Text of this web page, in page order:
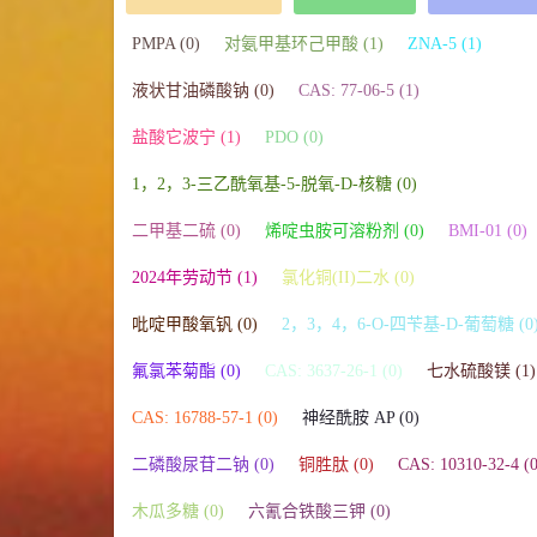
PMPA (0) 对氨甲基环己甲酸 (1) ZNA-5 (1)
液状甘油磷酸钠 (0) CAS: 77-06-5 (1)
盐酸它波宁 (1) PDO (0)
1，2，3-三乙酰氧基-5-脱氧-D-核糖 (0)
二甲基二硫 (0) 烯啶虫胺可溶粉剂 (0) BMI-01 (0)
2024年劳动节 (1) 氯化铜(II)二水 (0)
吡啶甲酸氧钒 (0) 2，3，4，6-O-四苄基-D-葡萄糖
氟氯苯菊酯 (0) CAS: 3637-26-1 (0) 七水硫酸镁 (1)
CAS: 16788-57-1 (0) 神经酰胺 AP (0)
二磷酸尿苷二钠 (0) 铜胜肽 (0) CAS: 10310-32-4
木瓜多糖 (0) 六氰合铁酸三钾 (0)